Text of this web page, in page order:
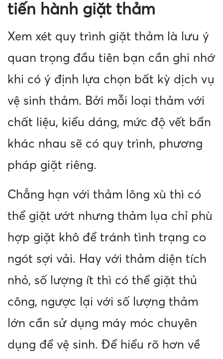
tiến hành giặt thảm
Xem xét quy trình giặt thảm là lưu ý
quan trọng đầu tiên bạn cần ghi nhớ
khi có ý định lựa chọn bất kỳ dịch vụ
vệ sinh thảm. Bởi mỗi loại thảm với
chất liệu, kiểu dáng, mức độ vết bẩn
khác nhau sẽ có quy trình, phương
pháp giặt riêng.
Chẳng hạn với thảm lông xù thì có
thể giặt ướt nhưng thảm lụa chỉ phù
hợp giặt khô để tránh tình trạng co
ngót sợi vải. Hay với thảm diện tích
nhỏ, số lượng ít thì có thể giặt thủ
công, ngược lại với số lượng thảm
lớn cần sử dụng máy móc chuyên
dụng để vệ sinh. Để hiểu rõ hơn về